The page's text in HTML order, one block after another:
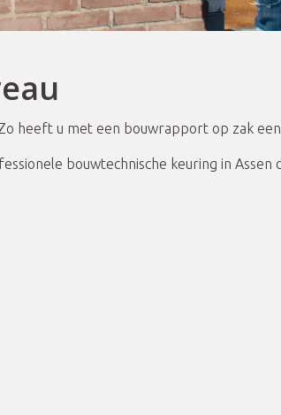
heeft u met een bouwrapport op zak
bouwtechnische keuring in Assen